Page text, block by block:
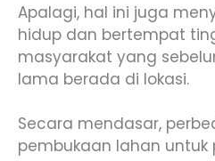
Apalagi, hal ini juga
hidup dan bertempat
masyarakat yang
lama berada di lokasi.
Secara mendasar,
pembukaan lahan untuk